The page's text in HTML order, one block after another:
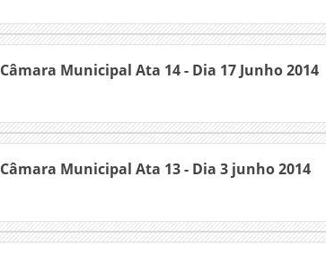
Câmara Municipal Ata 14 - Dia 17 Junho 2014
Câmara Municipal Ata 13 - Dia 3 junho 2014